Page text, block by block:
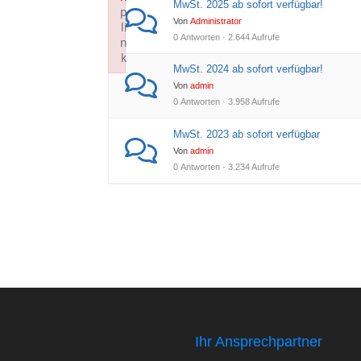
MwSt. 2025 ab sofort verfügbar!
VonAdministrator
0 Antworten · 2.644 Aufrufe
MwSt. 2024 ab sofort verfügbar!
Vonadmin
0 Antworten · 3.958 Aufrufe
MwSt. 2023 ab sofort verfügbar
Vonadmin
0 Antworten · 3.234 Aufrufe
Ihr Ansprechpartner
p
li
n
k
Failed to initialize plugin: wplink